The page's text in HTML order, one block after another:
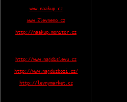
www.naakup.cz
www.Zlevneno.cz
http://naakup.monitor.cz
http://www.najdislevu.cz
http://www.najduzbozi.cz/
http://levnymarket.cz